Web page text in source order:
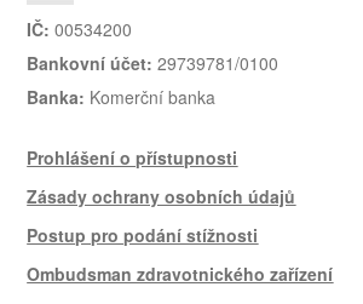
IČ: 00534200
Bankovní účet: 29739781/0100
Banka: Komerční banka
Prohlášení o přístupnosti
Zásady ochrany osobních údajů
Postup pro podání stížnosti
Ombudsman zdravotnického zařízení